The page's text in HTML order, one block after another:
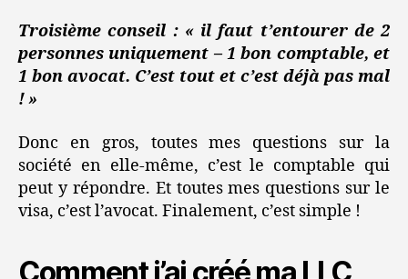
Troisième conseil : « il faut t’entourer de 2
personnes uniquement – 1 bon comptable, et
1 bon avocat. C’est tout et c’est déjà pas mal
! »
Donc en gros, toutes mes questions sur la
société en elle-même, c’est le comptable qui
peut y répondre. Et toutes mes questions sur le
visa, c’est l’avocat. Finalement, c’est simple !